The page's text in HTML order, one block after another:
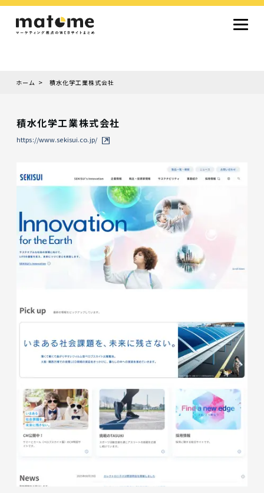
採用サイト
コーポレートサイト
オウンドメディア
ランディングページ
サービスサイト
Design
Color
カラフル・多色
シルバー・銀色
ゴールド・金色
パープル・紫色
ブラウン・茶色
グリーン・緑色
ブルー・青色
イエロー・黄色
オレンジ・橙色
レッド・赤色
ピンク・桃色
グレー・灰色
ブラック・黒色
ホワイト・白色
ライトブルー・水色
ネイビー・紺色
Service
ファッション・トレンド
デザイン・ブランディング
働き方・組織文化・価値観
生活・趣味
NPO・自治体・行政
銀行・金融・フィンテック
健康・フィットネス
車・バイク・乗り物
建築・不動産・空間デザイン
転職・求人
文化・伝統・アート
クリエイティブ・マーケティング
ペット・動物
美容・エステ
教育・子育て・スクール
レストラン・飲食・ウェディング
旅行・観光・ホテル・旅館
医療・介護・ヘルスケア
音楽・映像・エンタメ
IT・ツール・アプリ
農業・畜産・食品
製造・素材・化学
コンサルティング・投資
土木・建設・インフラ整備
デジタルマーケティング・広告
化粧品・美容製品
人材紹介・派遣
法律・会計・士業
製薬・バイオテクノロジー
ホーム 積水化学工業株式会社
積水化学工業株式会社
https://www.sekisui.co.jp/